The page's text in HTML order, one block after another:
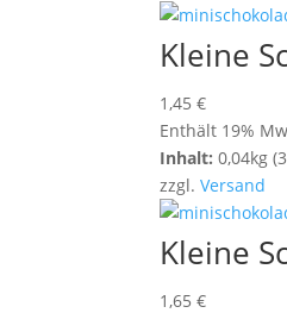
Kleine
1,45€
Enthält 19%
Inhalt: 0,04kg (
zzgl.Versand
Kleine
1,65€